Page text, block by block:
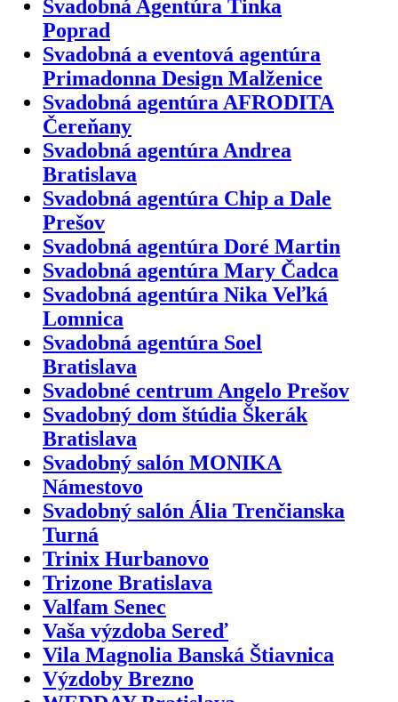
Svadobná Agentúra Tinka
Poprad
Svadobná a eventová agentúra
Primadonna Design Malženice
Svadobná agentúra AFRODITA
Čereňany
Svadobná agentúra Andrea
Bratislava
Svadobná agentúra Chip a Dale
Prešov
Svadobná agentúra Doré Martin
Svadobná agentúra Mary Čadca
Svadobná agentúra Nika Veľká
Lomnica
Svadobná agentúra Soel
Bratislava
Svadobné centrum Angelo Prešov
Svadobný dom štúdia Škerák
Bratislava
Svadobný salón MONIKA
Námestovo
Svadobný salón Ália Trenčianska
Turná
Trinix Hurbanovo
Trizone Bratislava
Valfam Senec
Vaša výzdoba Sereď
Vila Magnolia Banská Štiavnica
Výzdoby Brezno